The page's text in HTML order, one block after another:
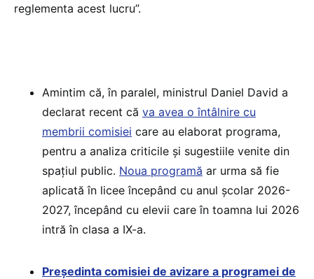
reglementa acest lucru”.
Amintim că, în paralel, ministrul Daniel David a
declarat recent că va avea o întâlnire cu
membrii comisiei care au elaborat programa,
pentru a analiza criticile și sugestiile venite din
spațiul public. Noua programă ar urma să fie
aplicată în licee începând cu anul școlar 2026-
2027, începând cu elevii care în toamna lui 2026
intră în clasa a IX-a.
Președinta comisiei de avizare a programei de